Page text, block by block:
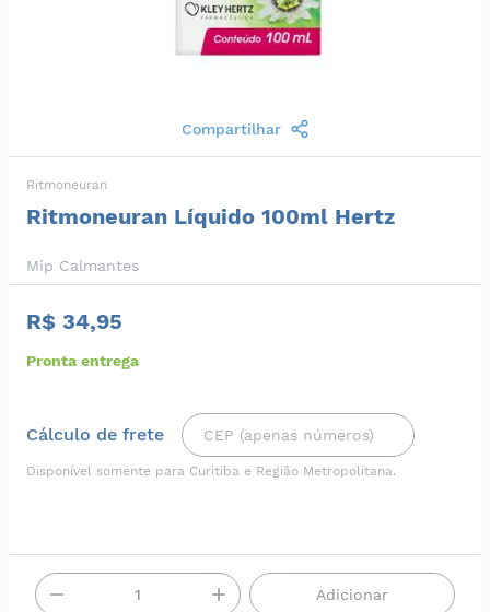
Compartilhar
Ritmoneuran
Ritmoneuran Líquido 100ml Hertz
Mip Calmantes
R$ 34,95
Pronta entrega
Cálculo de frete
Disponível somente para Curitiba e Região Metropolitana.
Adicionar